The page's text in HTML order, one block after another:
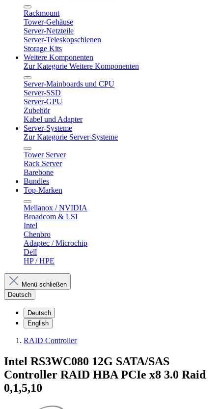
Rackmount
Tower-Gehäuse
Server-Netzteile
Server-Teleskopschienen
Storage Kits
Weitere Komponenten
Zur Kategorie Weitere Komponenten
Server-Mainboards und CPU
Server-SSD
Server-GPU
Zubehör
Kabel und Adapter
Server-Systeme
Zur Kategorie Server-Systeme
Tower Server
Rack Server
Barebone
Bundles
Top-Marken
Mellanox / NVIDIA
Broadcom & LSI
Intel
Chenbro
Adaptec / Microchip
Dell
HP / HPE
Menü schließen
Deutsch
Deutsch
English
RAID Controller
Intel RS3WC080 12G SATA/SAS
Controller RAID HBA PCIe x8 3.0 Raid
0,1,5,10